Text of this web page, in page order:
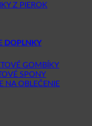
Z PIEROK
DOPLNKY
GOMBÍKY
SPONY
NA OBLEČENIE